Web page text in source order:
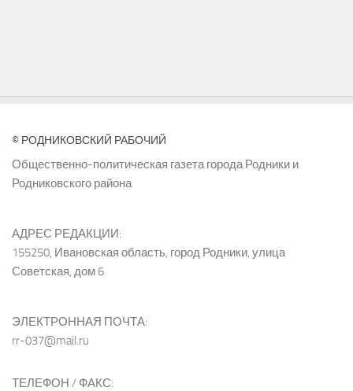
© РОДНИКОВСКИЙ РАБОЧИЙ
Общественно-политическая газета города Родники и
Родниковского района
АДРЕС РЕДАКЦИИ:
155250, Ивановская область, город Родники, улица
Советская, дом 6
ЭЛЕКТРОННАЯ ПОЧТА:
rr-037@mail.ru
ТЕЛЕФОН / ФАКС: